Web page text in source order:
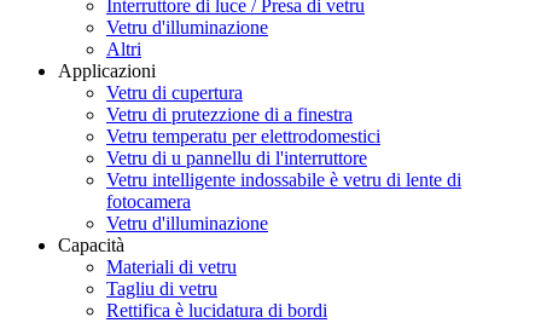
Interruttore di luce / Presa di vetru
Vetru d'illuminazione
Altri
Applicazioni
Vetru di cupertura
Vetru di prutezzione di a finestra
Vetru temperatu per elettrodomestici
Vetru di u pannellu di l'interruttore
Vetru intelligente indossabile è vetru di lente di
fotocamera
Vetru d'illuminazione
Capacità
Materiali di vetru
Tagliu di vetru
Rettifica è lucidatura di bordi